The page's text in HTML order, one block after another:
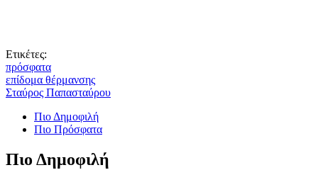
Ετικέτες:
πρόσφατα
επίδομα θέρμανσης
Σταύρος Παπασταύρου
Πιο Δημοφιλή
Πιο Πρόσφατα
Πιο Δημοφιλή